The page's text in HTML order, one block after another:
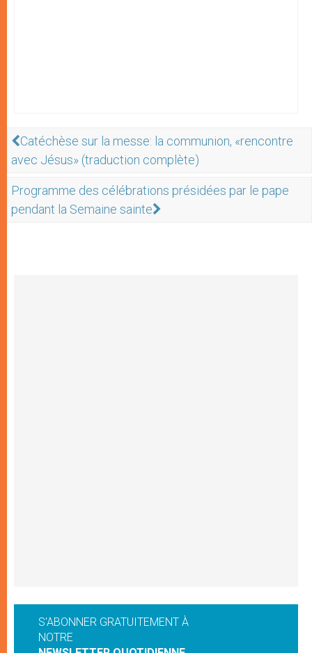
Catéchèse sur la messe: la communion, «rencontre
avec Jésus» (traduction complète)
Programme des célébrations présidées par le pape
pendant la Semaine sainte
S'ABONNER GRATUITEMENT À
NOTRE